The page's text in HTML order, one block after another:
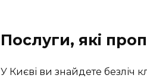
Послуги, які
У Києві ви знайдете безліч